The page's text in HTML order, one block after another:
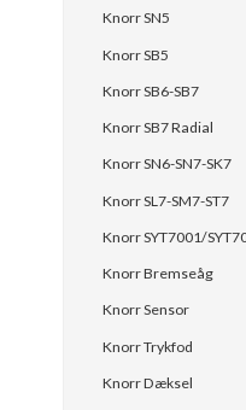
Knorr SN5
Knorr SB5
Knorr SB6-SB7
Knorr SB7 Radial
Knorr SN6-SN7-SK7
Knorr SL7-SM7-ST7
Knorr SYT7001/
Knorr Bremseåg
Knorr Sensor
Knorr Trykfod
Knorr Dæksel